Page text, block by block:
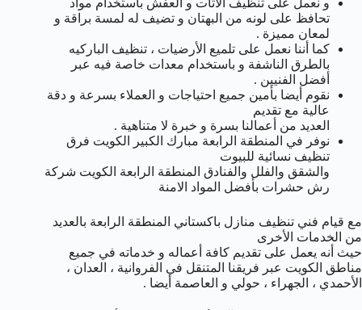
و نعمل على تنظيف الأثات و العفش باستخدام مواد
تحافظ على لونه من البهتان و تضيف له لمسة براقة و
لمعان مميزة .
كما أننا نعمل على تلميع الأرضيات ، تنظيف الباركيه
بالطرق الناشفة و باستخدام معدات خاصة فيه عبر
أفضل الفنيين .
نقوم أيضا بأمين جميع احتياجات و العملاء بسرعة و دقة
عالية مع تقديم
العديد من أعمالنا بسرة و خبرة لا متناهية .
نوفر في المنطقة الرابعة مبارك الكبير الكويت فرق
تنظيف نسائية للبيوت
والشقق والفلل والفنادق المنطقة الرابعة الكويت شركة
رش حشرات بأفضل المواد الامنة
مع قيام فني تنظيف منازل باكستاني المنطقة الرابعة بالعديد
من الخدمات الأخرى
حيث أنه يعمل على تقديم كافة أعماله و خدماته في جميع
مناطق الكويت عبر فريقنا المتنقل في الفروانية ، العدان ،
الأحمدي ، الجهراء ، حولي و العاصمة أيضا .